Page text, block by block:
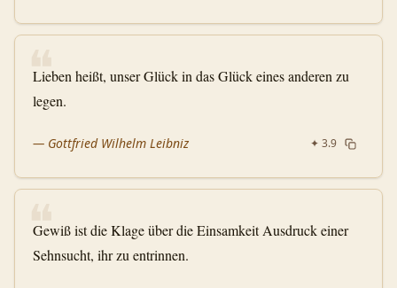
❝
Lieben heißt, unser Glück in das Glück eines anderen zu
legen.
— Gottfried Wilhelm Leibniz ✦ 3.9
❝
Gewiß ist die Klage über die Einsamkeit Ausdruck einer
Sehnsucht, ihr zu entrinnen.